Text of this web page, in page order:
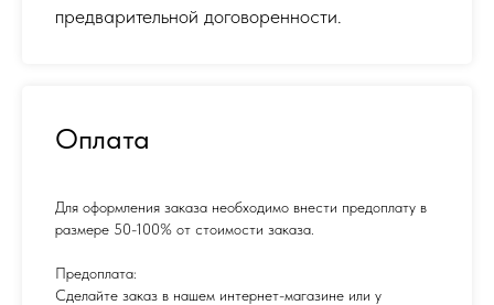
предварительной договоренности.
Оплата
Для оформления заказа необходимо внести предоплату в
размере 50-100% от стоимости заказа.
Предоплата:
Сделайте заказ в нашем интернет-магазине или у